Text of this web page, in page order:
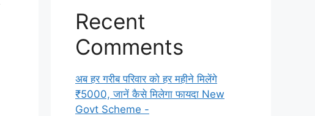
Recent
Comments
अब हर गरीब परिवार को हर महीने मिलेंगे
₹5000, जानें कैसे मिलेगा फायदा New
Govt Scheme -